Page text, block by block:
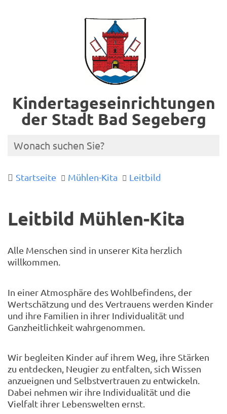
Kindertageseinrichtungen
der Stadt Bad Segeberg
Startseite Mühlen-Kita Leitbild
Leitbild Mühlen-Kita
Alle Menschen sind in unserer Kita herzlich
willkommen.
In einer Atmosphäre des Wohlbefindens, der
Wertschätzung und des Vertrauens werden Kinder
und ihre Familien in ihrer Individualität und
Ganzheitlichkeit wahrgenommen.
Wir begleiten Kinder auf ihrem Weg, ihre Stärken
zu entdecken, Neugier zu entfalten, sich Wissen
anzueignen und Selbstvertrauen zu entwickeln.
Dabei nehmen wir ihre Individualität und die
Vielfalt ihrer Lebenswelten ernst.